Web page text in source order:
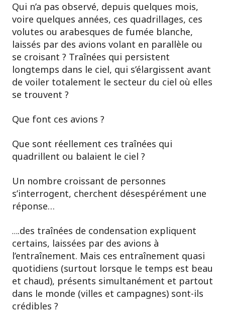
Qui n’a pas observé, depuis quelques mois,
voire quelques années, ces quadrillages, ces
volutes ou arabesques de fumée blanche,
laissés par des avions volant en parallèle ou
se croisant ? Traînées qui persistent
longtemps dans le ciel, qui s’élargissent avant
de voiler totalement le secteur du ciel où elles
se trouvent ?
Que font ces avions ?
Que sont réellement ces traînées qui
quadrillent ou balaient le ciel ?
Un nombre croissant de personnes
s’interrogent, cherchent désespérément une
réponse…
….des traînées de condensation expliquent
certains, laissées par des avions à
l’entraînement. Mais ces entraînement quasi
quotidiens (surtout lorsque le temps est beau
et chaud), présents simultanément et partout
dans le monde (villes et campagnes) sont-ils
crédibles ?